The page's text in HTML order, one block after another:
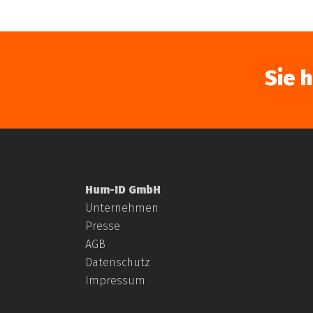
Sie
Hum-ID GmbH
Unternehmen
Presse
AGB
Datenschutz
Impressum